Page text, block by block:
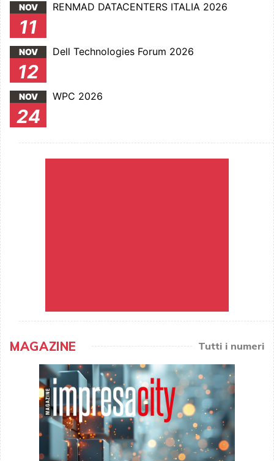
NOV
11
RENMAD DATACENTERS ITALIA 2026
NOV
12
Dell Technologies Forum 2026
NOV
24
WPC 2026
MAGAZINE Tutti i numeri